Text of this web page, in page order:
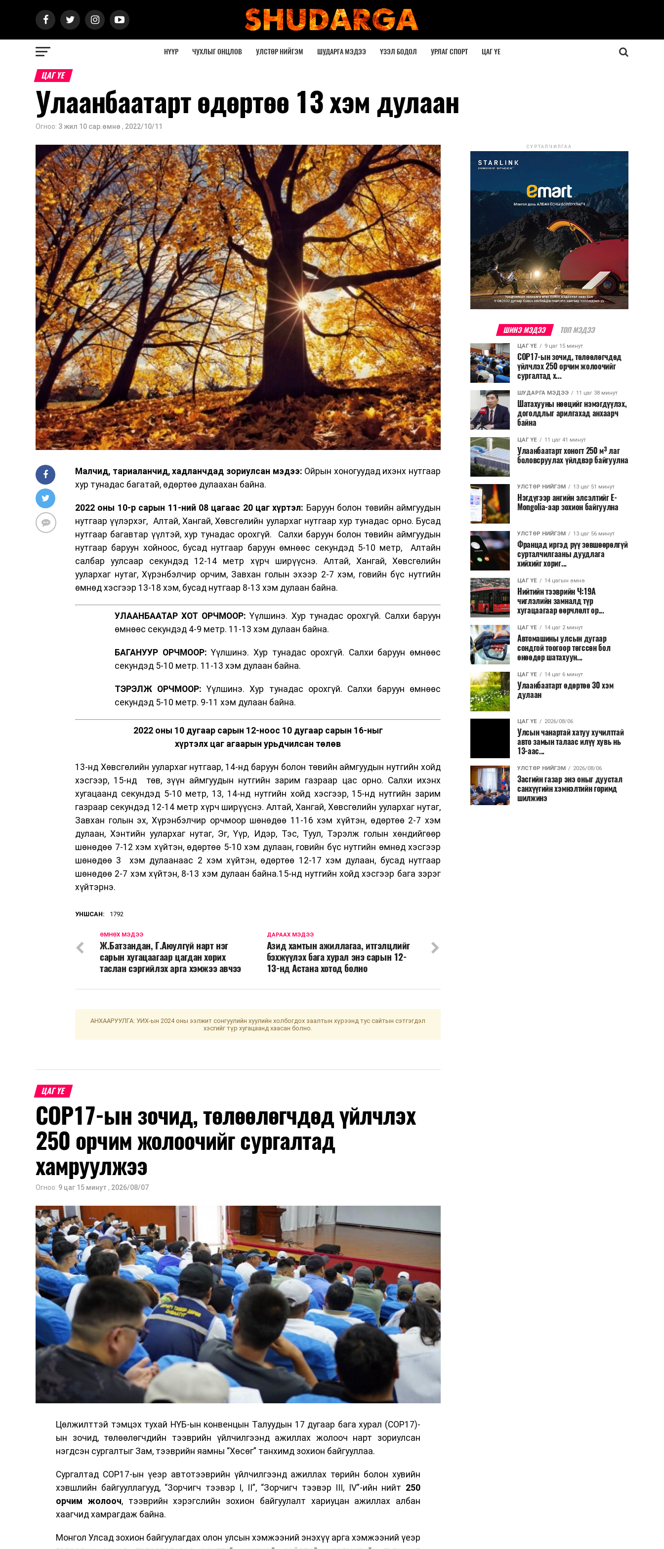
НҮҮР ЧУХЛЫГ ОНЦЛОВ УЛСТӨР НИЙГЭМ ШУДАРГА МЭДЭЭ ҮЗЭЛ БОДОЛ УРЛАГ СПОРТ ЦАГ ҮЕ
ЦАГ ҮЕ
Улаанбаатарт өдөртөө 13 хэм дулаан
Огноо: 3 жил 10 сар.өмнө , 2022/10/11
Малчид, тариаланчид, хадланчдад зориулсан мэдээ: Ойрын хоногуудад ихэнх нутгаар
хур тунадас багатай, өдөртөө дулаахан байна.
2022 оны 10-р сарын 11-ний 08 цагаас 20 цаг хүртэл: Баруун болон төвийн аймгуудын
нутгаар үүлэрхэг, Алтай, Хангай, Хөвсгөлийн уулархаг нутгаар хур тунадас орно. Бусад
нутгаар багавтар үүлтэй, хур тунадас орохгүй. Салхи баруун болон төвийн аймгуудын
нутгаар баруун хойноос, бусад нутгаар баруун өмнөөс секундэд 5-10 метр, Алтайн
салбар уулсаар секундэд 12-14 метр хүрч ширүүснэ. Алтай, Хангай, Хөвсгөлийн
уулархаг нутаг, Хүрэнбэлчир орчим, Завхан голын эхээр 2-7 хэм, говийн бүс нутгийн
өмнөд хэсгээр 13-18 хэм, бусад нутгаар 8-13 хэм дулаан байна.
УЛААНБААТАР ХОТ ОРЧМООР: Үүлшинэ. Хур тунадас орохгүй. Салхи баруун
өмнөөс секундэд 4-9 метр. 11-13 хэм дулаан байна.
БАГАНУУР ОРЧМООР: Үүлшинэ. Хур тунадас орохгүй. Салхи баруун өмнөөс
секундэд 5-10 метр. 11-13 хэм дулаан байна.
ТЭРЭЛЖ ОРЧМООР: Үүлшинэ. Хур тунадас орохгүй. Салхи баруун өмнөөс
секундэд 5-10 метр. 9-11 хэм дулаан байна.
2022 оны 10 дугаар сарын 12-ноос 10 дугаар сарын 16-ныг
хүртэлх цаг агаарын урьдчилсан төлөв
13-нд Хөвсгөлийн уулархаг нутгаар, 14-нд баруун болон төвийн аймгуудын нутгийн хойд
хэсгээр, 15-нд төв, зүүн аймгуудын нутгийн зарим газраар цас орно. Салхи ихэнх
хугацаанд секундэд 5-10 метр, 13, 14-нд нутгийн хойд хэсгээр, 15-нд нутгийн зарим
газраар секундэд 12-14 метр хүрч ширүүснэ. Алтай, Хангай, Хөвсгөлийн уулархаг нутаг,
Завхан голын эх, Хүрэнбэлчир орчмоор шөнөдөө 11-16 хэм хүйтэн, өдөртөө 2-7 хэм
дулаан, Хэнтийн уулархаг нутаг, Эг, Үүр, Идэр, Тэс, Туул, Тэрэлж голын хөндийгөөр
шөнөдөө 7-12 хэм хүйтэн, өдөртөө 5-10 хэм дулаан, говийн бүс нутгийн өмнөд хэсгээр
шөнөдөө 3 хэм дулаанаас 2 хэм хүйтэн, өдөртөө 12-17 хэм дулаан, бусад нутгаар
шөнөдөө 2-7 хэм хүйтэн, 8-13 хэм дулаан байна.15-нд нутгийн хойд хэсгээр бага зэрэг
хүйтэрнэ.
УНШСАН: 1792
ДАРААХ МЭДЭЭ
Азид хамтын ажиллагаа, итгэлцлийг
бэхжүүлэх бага хурал энэ сарын 12-
13-нд Астана хотод болно
ӨМНӨХ МЭДЭЭ
Ж.Батзандан, Г.Аюулгүй нарт нэг
сарын хугацаагаар цагдан хорих
таслан сэргийлэх арга хэмжээ авчээ
АНХААРУУЛГА: УИХ-ын 2024 оны ээлжит сонгуулийн хуулийн холбогдох заалтын хүрээнд тус сайтын сэтгэгдэл
хэсгийг түр хугацаанд хаасан болно.
ЦАГ ҮЕ
COP17-ын зочид, төлөөлөгчдөд үйлчлэх
250 орчим жолоочийг сургалтад
хамруулжээ
Огноо: 9 цаг 15 минут , 2026/08/07
Цөлжилттэй тэмцэх тухай НҮБ-ын конвенцын Талуудын 17 дугаар бага хурал (COP17)-
ын зочид, төлөөлөгчдийн тээврийн үйлчилгээнд ажиллах жолооч нарт зориулсан
нэгдсэн сургалтыг Зам, тээврийн яамны “Хөсөг” танхимд зохион байгууллаа.
Сургалтад COP17-ын үеэр автотээврийн үйлчилгээнд ажиллах төрийн болон хувийн
хэвшлийн байгууллагууд, “Зорчигч тээвэр I, II”, “Зорчигч тээвэр III, IV”-ийн нийт 250
орчим жолооч, тээврийн хэрэгслийн зохион байгуулалт хариуцан ажиллах албан
хаагчид хамрагдаж байна.
Монгол Улсад зохион байгуулагдах олон улсын хэмжээний энэхүү арга хэмжээний үеэр
СУРТАЛЧИЛГАА
ШИНЭ МЭДЭЭ ТОП МЭДЭЭ
ЦАГ ҮЕ 9 цаг 15 минут
COP17-ын зочид, төлөөлөгчдөд
үйлчлэх 250 орчим жолоочийг
сургалтад х...
ШУДАРГА МЭДЭЭ 11 цаг 38 минут
Шатахууны нөөцийг нэмэгдүүлэх,
доголдлыг арилгахад анхаарч
байна
ЦАГ ҮЕ 11 цаг 41 минут
Улаанбаатарт хоногт 250 м³ лаг
боловсруулах үйлдвэр байгуулна
УЛСТӨР НИЙГЭМ 13 цаг 51 минут
Нэгдүгээр ангийн элсэлтийг E-
Mongolia-аар зохион байгуулна
УЛСТӨР НИЙГЭМ 13 цаг 56 минут
Францад иргэд рүү зөвшөөрөлгүй
сурталчилгааны дуудлага
хийхийг хориг...
ЦАГ ҮЕ 14 цагын өмнө
Нийтийн тээврийн Ч:19А
чиглэлийн замналд түр
хугацаагаар өөрчлөлт ор...
ЦАГ ҮЕ 14 цаг 2 минут
Автомашины улсын дугаар
сондгой тоогоор төгссөн бол
өнөөдөр шатахуун...
ЦАГ ҮЕ 14 цаг 6 минут
Улаанбаатарт өдөртөө 30 хэм
дулаан
ЦАГ ҮЕ 2026/08/06
Улсын чанартай хатуу хучилттай
авто замын талаас илүү хувь нь
13-аас...
УЛСТӨР НИЙГЭМ 2026/08/06
Засгийн газар энэ оныг дуустал
санхүүгийн хэмнэлтийн горимд
шилжинэ